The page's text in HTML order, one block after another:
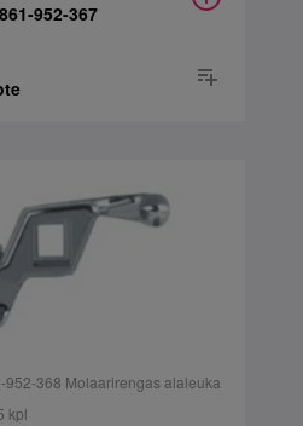
952-367
368 Molaarirengas alaleuka
kpl